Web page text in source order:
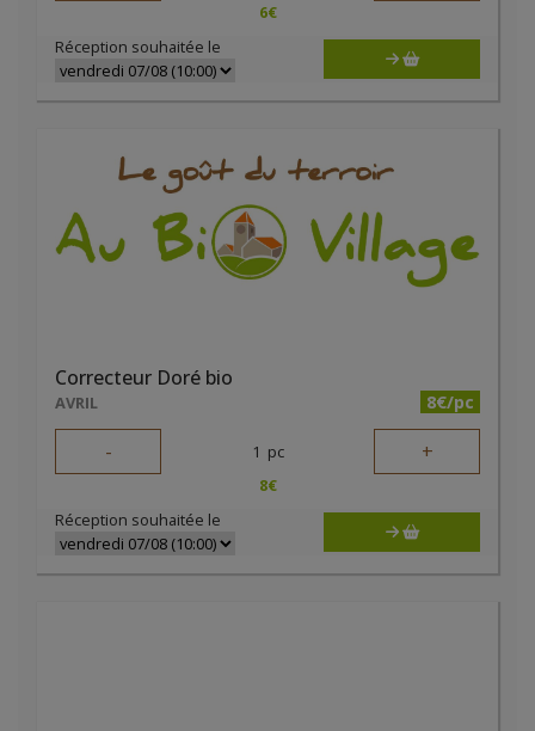
6€
Réception souhaitée le
Correcteur Doré bio
AVRIL 8€/pc
- 1 pc +
8€
Réception souhaitée le